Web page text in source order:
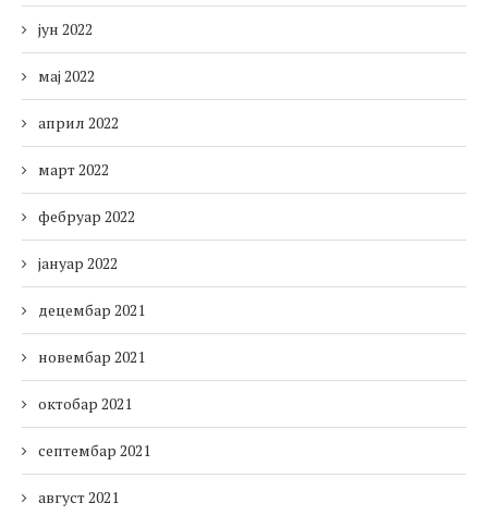
јун 2022
мај 2022
април 2022
март 2022
фебруар 2022
јануар 2022
децембар 2021
новембар 2021
октобар 2021
септембар 2021
август 2021